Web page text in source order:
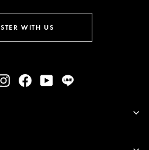
WITH US
InstagramFacebookYouTubeLine